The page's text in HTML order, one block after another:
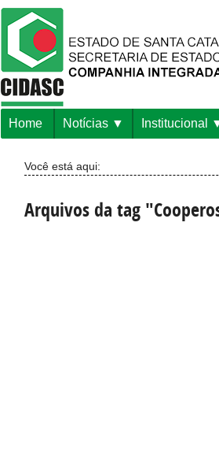
Home Notícias Institucional
Você está aqui:
Arquivos da tag